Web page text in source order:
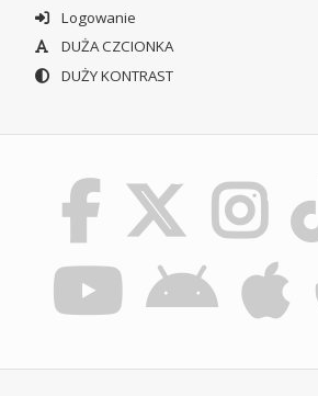
Logowanie
DUŻA CZCIONKA
DUŻY KONTRAST